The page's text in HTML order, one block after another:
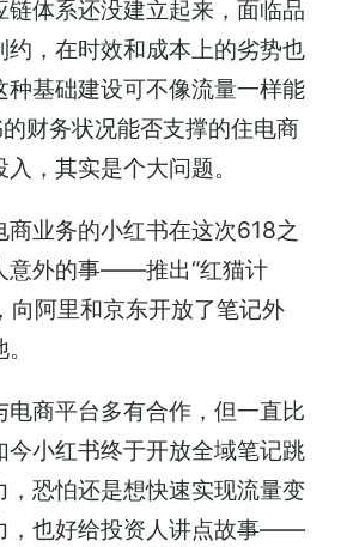
链体系还没建立起来，面临品
约，在时效和成本上的劣势也
种基础建设可不像流量一样能
财务状况能否支撑的住电商
，其实是个大问题。
业务的小红书在这次618之
意外的事——推出“红猫计
向阿里和京东开放了笔记外
电商平台多有合作，但一直比
今小红书终于开放全域笔记跳
，恐怕还是想快速实现流量变
，也好给投资人讲点故事——